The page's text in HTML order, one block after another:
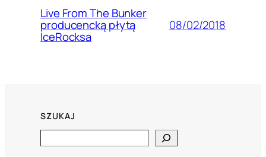
Live From The Bunker
producencką płytą
IceRocksa
08/02/2018
SZUKAJ